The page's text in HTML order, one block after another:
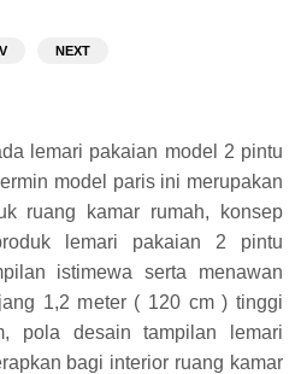
NEXT
lemari pakaian model 2 pintu
model paris ini merupakan
ruang kamar rumah, konsep
lemari pakaian 2 pintu
istimewa serta menawan
1,2 meter ( 120 cm ) tinggi
pola desain tampilan lemari
bagi interior ruang kamar